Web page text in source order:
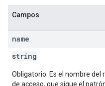
Campos
name
string
Obligatorio. Es el nombre
de acceso, que sigue el